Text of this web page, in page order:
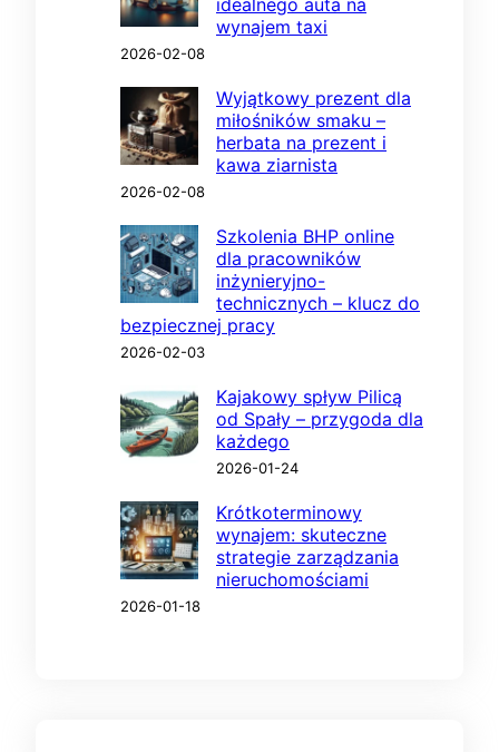
idealnego auta na
wynajem taxi
2026-02-08
Wyjątkowy prezent dla
miłośników smaku –
herbata na prezent i
kawa ziarnista
2026-02-08
Szkolenia BHP online
dla pracowników
inżynieryjno-
technicznych – klucz do
bezpiecznej pracy
2026-02-03
Kajakowy spływ Pilicą
od Spały – przygoda dla
każdego
2026-01-24
Krótkoterminowy
wynajem: skuteczne
strategie zarządzania
nieruchomościami
2026-01-18